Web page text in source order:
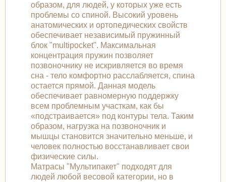
образом, для людей, у которых уже есть
проблемы со спиной. Высокий уровень
анатомических и ортопедических свойств
обеспечивает независимый пружинный
блок "multipocket". Максимальная
концентрация пружин позволяет
позвоночнику не искривляется во время
сна - тело комфортно расслабляется, спина
остается прямой. Данная модель
обеспечивает равномерную поддержку
всем проблемным участкам, как бы
«подстраивается» под контуры тела. Таким
образом, нагрузка на позвоночник и
мышцы становится значительно меньше, и
человек полностью восстанавливает свои
физические силы.
Матрасы "Мультипакет" подходят для
людей любой весовой категории, но в